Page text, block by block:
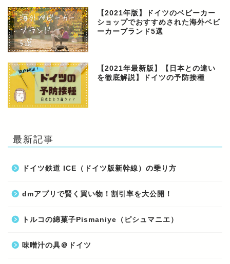
【2021年版】ドイツのベビーカー
ショップでおすすめされた海外ベビ
ーカーブランド5選
【2021年最新版】【日本との違い
を徹底解説】ドイツの予防接種
最新記事
ドイツ鉄道 ICE（ドイツ版新幹線）の乗り方
dmアプリで賢く買い物！割引率を大公開！
トルコの綿菓子Pismaniye（ピシュマニエ）
味噌汁の具＠ドイツ